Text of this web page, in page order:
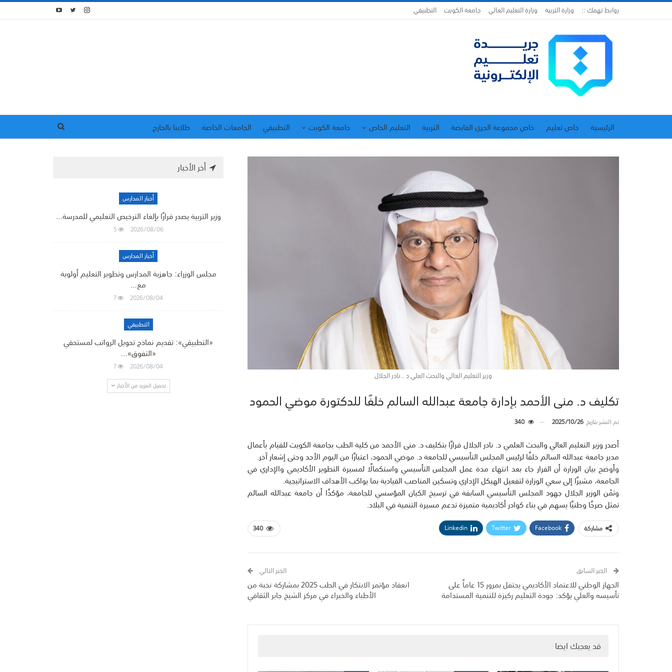
روابط تهمك :: وزارة التربية وزارة التعليم العالي جامعة الكويت التطبيقي
الرئيسية خاص تعليم خاص مجموعة الجري القابضة التربية التعليم الخاص جامعة الكويت التطبيقي الجامعات الخاصة
طلابنا بالخارج
وزير التعليم العالي والبحث العلي د ..نادر الجلال
تكليف د. منى الأحمد بإدارة جامعة عبدالله السالم خلفًا للدكتورة موضي الحمود
تم النشر بتاريخ2025/10/26
340
أصدر وزير التعليم العالي والبحث العلمي د. نادر الجلال قرارًا بتكليف د. منى الأحمد من كلية الطب بجامعة الكويت للقيام بأعمال
مدير جامعة عبدالله السالم خلفًا لرئيس المجلس التأسيسي للجامعة د. موضي الحمود، اعتبارًا من اليوم الأحد وحتى إشعار آخر.
وأوضح بيان الوزارة أن القرار جاء بعد انتهاء مدة عمل المجلس التأسيسي واستكمالًا لمسيرة التطوير الأكاديمي والإداري في
الجامعة، مشيرًا إلى سعي الوزارة لتفعيل الهيكل الإداري وتسكين المناصب القيادية بما يواكب الأهداف الاستراتيجية.
وثمّن الوزير الجلال جهود المجلس التأسيسي السابقة في ترسيخ الكيان المؤسسي للجامعة، مؤكدًا أن جامعة عبدالله السالم
تمثل صرحًا وطنيًا يسهم في بناء كوادر أكاديمية متميزة تدعم مسيرة التنمية في البلاد.
340 مشاركة Facebook
Twitter
Linkedin
الخبر السابق
الجهاز الوطني للاعتماد الأكاديمي يحتفل بمرور 15 عاماً على
تأسيسه والعلي يؤكد: جودة التعليم ركيزة للتنمية المستدامة
الخبر التالي
انعقاد مؤتمر الابتكار في الطب 2025 بمشاركة نخبة من
الأطباء والخبراء في مركز الشيخ جابر الثقافي
قد يعجبك ايضا
أخر الأخبار
أخبار المدارس
وزير التربية يصدر قرارًا بإلغاء الترخيص التعليمي للمدرسة…
2026/08/06
5
أخبار المدارس
مجلس الوزراء: جاهزية المدارس وتطوير التعليم أولوية
مع…
2026/08/04
7
التطبيقي
«التطبيقي»: تقديم نماذج تحويل الرواتب لمستحقي
«التفوق»…
2026/08/04
7
تحميل المزيد من الأخبار